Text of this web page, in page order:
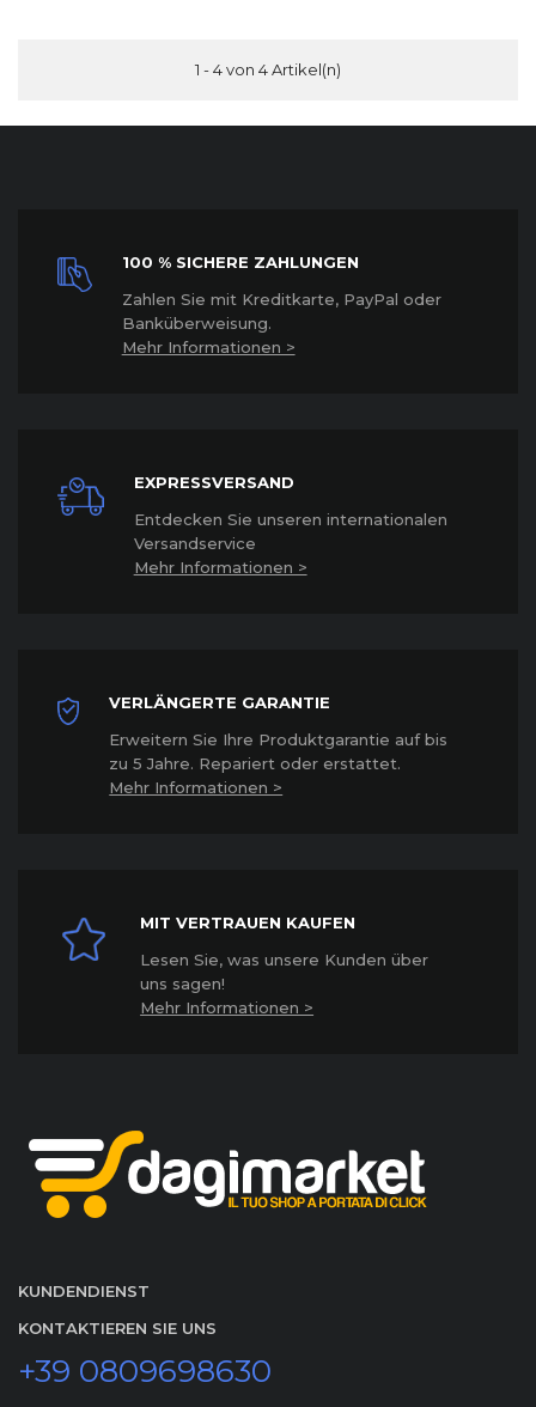
1 - 4 von 4 Artikel(n)
100 % SICHERE ZAHLUNGEN
Zahlen Sie mit Kreditkarte, PayPal oder
Banküberweisung.
Mehr Informationen >
EXPRESSVERSAND
Entdecken Sie unseren internationalen
Versandservice
Mehr Informationen >
VERLÄNGERTE GARANTIE
Erweitern Sie Ihre Produktgarantie auf bis
zu 5 Jahre. Repariert oder erstattet.
Mehr Informationen >
MIT VERTRAUEN KAUFEN
Lesen Sie, was unsere Kunden über
uns sagen!
Mehr Informationen >
KUNDENDIENST
KONTAKTIEREN SIE UNS
+39 0809698630